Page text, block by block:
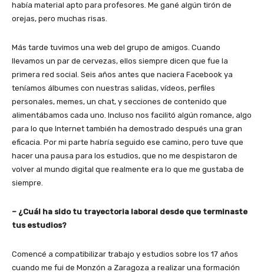
había material apto para profesores. Me gané algún tirón de
orejas, pero muchas risas.
Más tarde tuvimos una web del grupo de amigos. Cuando
llevamos un par de cervezas, ellos siempre dicen que fue la
primera red social. Seis años antes que naciera Facebook ya
teníamos álbumes con nuestras salidas, vídeos, perfiles
personales, memes, un chat, y secciones de contenido que
alimentábamos cada uno. Incluso nos facilitó algún romance, algo
para lo que Internet también ha demostrado después una gran
eficacia. Por mi parte habría seguido ese camino, pero tuve que
hacer una pausa para los estudios, que no me despistaron de
volver al mundo digital que realmente era lo que me gustaba de
siempre.
– ¿Cuál ha sido tu trayectoria laboral desde que terminaste
tus estudios?
Comencé a compatibilizar trabajo y estudios sobre los 17 años
cuando me fui de Monzón a Zaragoza a realizar una formación